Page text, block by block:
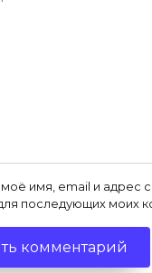
имя, email и адрес
последующих моих